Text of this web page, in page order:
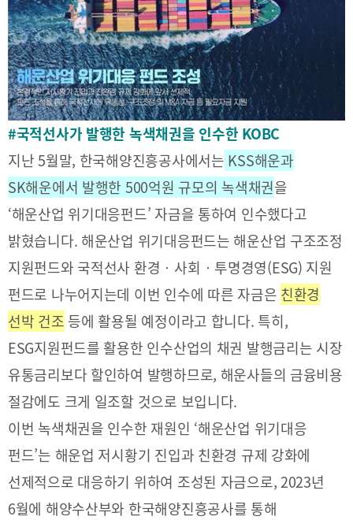
공지사항보도자료
2026
2025
2024
2023
2022
2021
2020
진흥원
소식
국내외
IR
새소식
언론보도
보고서
2025
2024
2023
2022
2020
[48400] 부산광역시 남구 문현금융로40
부산국제금융센터 52층 부산국제금융진흥원
TEL.051-647-9052 / FAX.051-633-0398
#국적선사가 발행한 녹색채권을 인수한 KOBC
지난 5월말, 한국해양진흥공사에서는 KSS해운과
SK해운에서 발행한 500억원 규모의 녹색채권을
‘해운산업 위기대응펀드’ 자금을 통하여 인수했다고
밝혔습니다. 해운산업 위기대응펀드는 해운산업 구조조정
지원펀드와 국적선사 환경‧사회‧투명경영(ESG) 지원
펀드로 나누어지는데 이번 인수에 따른 자금은 친환경
선박 건조 등에 활용될 예정이라고 합니다. 특히,
ESG지원펀드를 활용한 인수산업의 채권 발행금리는 시장
유통금리보다 할인하여 발행하므로, 해운사들의 금융비용
절감에도 크게 일조할 것으로 보입니다.
이번 녹색채권을 인수한 재원인 ‘해운산업 위기대응
펀드’는 해운업 저시황기 진입과 친환경 규제 강화에
선제적으로 대응하기 위하여 조성된 자금으로, 2023년
6월에 해양수산부와 한국해양진흥공사를 통해